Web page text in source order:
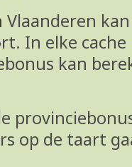
In elke
kan
op de taart